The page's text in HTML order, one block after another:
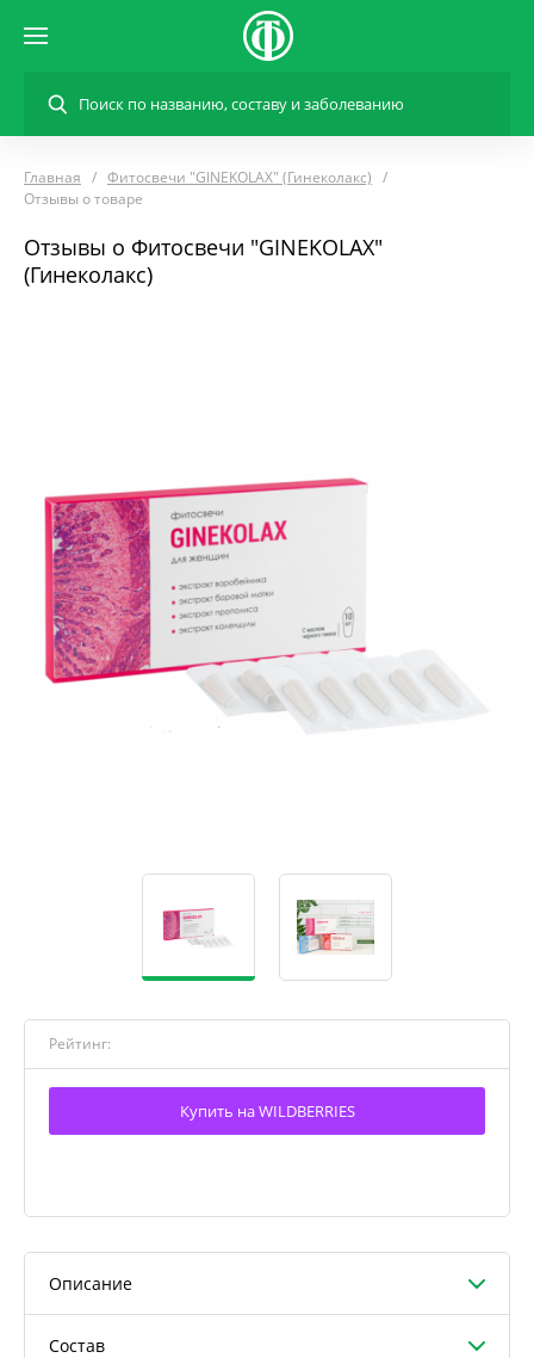
Главная
Фитосвечи "GINEKOLAX" (Гинеколакс)
Отзывы о товаре
Отзывы о Фитосвечи "GINEKOLAX"
(Гинеколакс)
Рейтинг:
Купить на WILDBERRIES
Описание
Состав